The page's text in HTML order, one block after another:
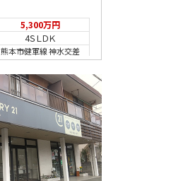
5,300万円
4ＳＬＤＫ
熊本市健軍線 神水交差
点
2,598万円
4ＬＤＫ